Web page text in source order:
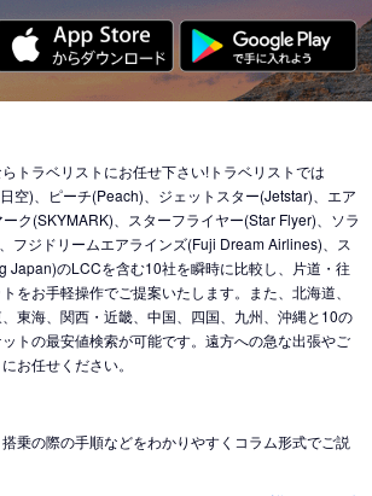
(羽田))→ウィーン (オーストリア)
(羽田))→バンクーバー (カナダ)
羽田)) → シカゴ (アメリカ)
羽田))
(羽田))→ ロサンゼルス (アメリカ)
(羽田))→ ミネアポリス (アメリカ)
(羽田))→ トロント (カナダ)
(羽田))→コナ-ハワイ島 (ハワイ)
)→カイロ（エジプト） (エジプト)
→北京 (中国) 東京 (成田国際空港)→香港 (香港)
)→デリー (インド)
羽田))
) → ドバイ (アラブ首長国)
(羽田))→ジャカルタ (インドネシア)
→ バリ島 (インドネシア)
) →ナンディ（フィジー） (フィジー)
) →クアラルンプール (マレーシア)
)→コタキナバル (マレーシア)
羽田))
)→ヌメア (ニューカレドニア)
トラベリストにお任せ下さい!トラベリストでは
空)、ピーチ(Peach)、ジェットスター(Jetstar)、エア
ク(SKYMARK)、スターフライヤー(Star Flyer)、ソラ
フジドリームエアラインズ(Fuji Dream Airlines)、ス
Japan)のLCCを含む10社を瞬時に比較し、片道・往
をお手軽操作でご提案いたします。また、北海道、
東海、関西・近畿、中国、四国、九州、沖縄と10の
トの最安値検索が可能です。遠方への急な出張やご
お任せください。
乗の際の手順などをわかりやすくコラム形式でご説